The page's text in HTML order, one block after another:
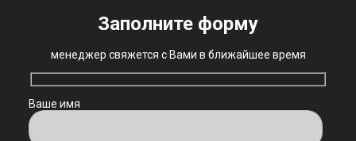
Заполните форму
менеджер свяжется с Вами в ближайшее время
Ваше имя